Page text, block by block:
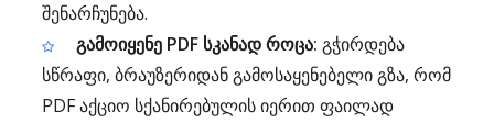
შენარჩუნება.
გამოიყენე PDF სკანად როცა: გჭირდება
სწრაფი, ბრაუზერიდან გამოსაყენებელი გზა, რომ
PDF აქციო სქანირებულის იერით ფაილად